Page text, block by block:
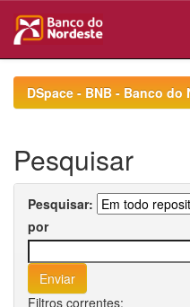
navigationDSpace - BNB - Banco
Pesquisar
Pesquisar:
por
Filtros correntes: